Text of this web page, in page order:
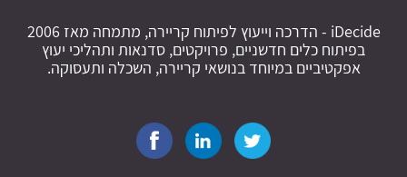
iDecide - הדרכה וייעוץ לפיתוח קריירה, מתמחה מאז 2006
בפיתוח כלים חדשניים, פרויקטים, סדנאות ותהליכי יעוץ
אפקטיביים במיוחד בנושאי קריירה, השכלה ותעסוקה.